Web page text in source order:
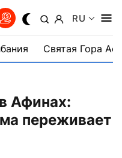
RU
Святая Гора
Афинах:
переживает